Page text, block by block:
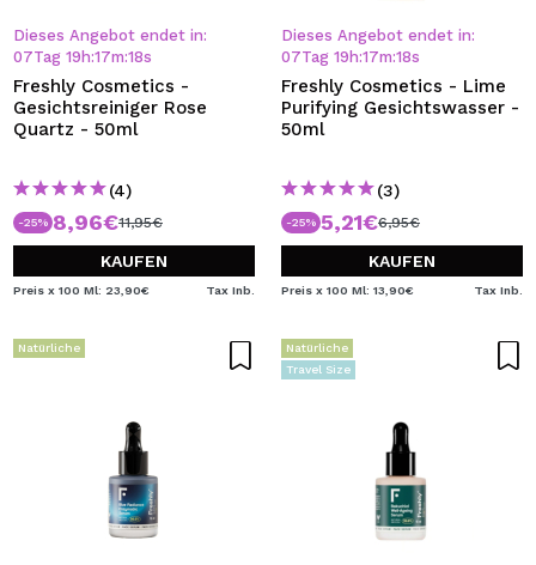
Dieses Angebot endet in:
07Tag 19 h:17m:18s
Freshly Cosmetics -
Gesichtsreiniger Rose
Quartz - 50ml
(4)
-25% 8,96€11,95€
KAUFEN
Preis x 100 Ml: 23,90€ Tax Inb.
Dieses Angebot endet in:
07Tag 19 h:17m:18s
Freshly Cosmetics - Lime
Purifying Gesichtswasser -
50ml
(3)
-25% 5,21€6,95€
KAUFEN
Preis x 100 Ml: 13,90€ Tax Inb.
Natürliche
Natürliche
Travel Size